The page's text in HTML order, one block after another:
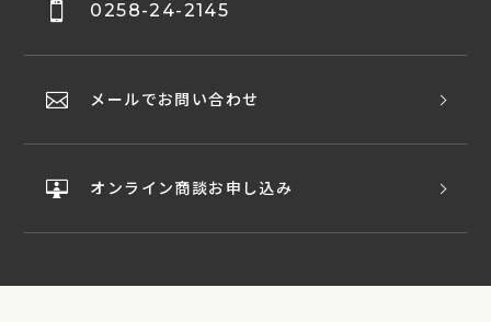
0258-24-2145
メールでお問い合わせ
オンライン商談お申し込み